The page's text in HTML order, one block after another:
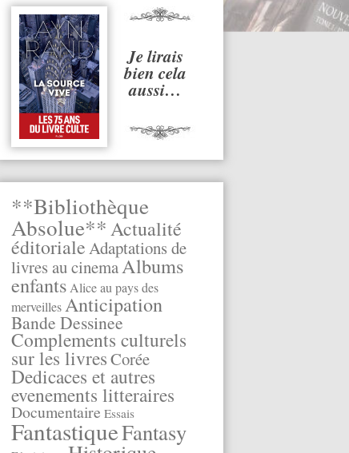
Je lirais
bien cela
aussi…
**Bibliothèque
Absolue**Actualité
éditorialeAdaptations de
livres au cinemaAlbums
enfantsAlice au pays des
merveillesAnticipation
Bande Dessinee
Complements culturels
sur les livresCorée
Dedicaces et autres
evenements litteraires
Documentaire Essais
FantastiqueFantasy